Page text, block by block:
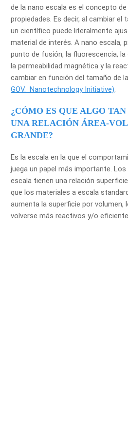
de la nano escala es el concepto de
propiedades. Es decir, al cambiar el
un científico puede literalmente
material de interés. A nano escala,
punto de fusión, la fluorescencia,
la permeabilidad magnética y la
cambiar en función del tamaño de
GOV. Nanotechnology Initiative).
¿CÓMO ES QUE ALGO
UNA RELACIÓN ÁREA-
GRANDE?
Es la escala en la que el
juega un papel más importante.
escala tienen una relación
que los materiales a escala
aumenta la superficie por volumen,
volverse más reactivos y/o